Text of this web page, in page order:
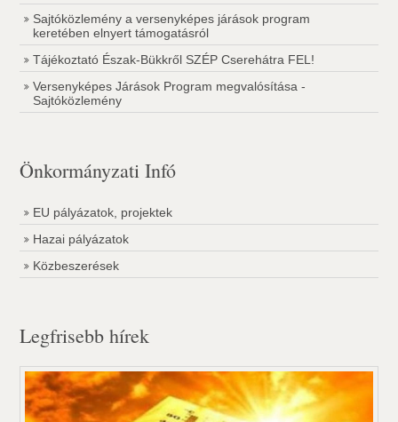
Sajtóközlemény a versenyképes járások program
keretében elnyert támogatásról
Tájékoztató Észak-Bükkről SZÉP Cserehátra FEL!
Versenyképes Járások Program megvalósítása -
Sajtóközlemény
Önkormányzati Infó
EU pályázatok, projektek
Hazai pályázatok
Közbeszerések
Legfrisebb hírek